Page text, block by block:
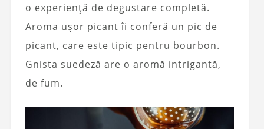
o experiență de degustare completă.
Aroma ușor picant îi conferă un pic de
picant, care este tipic pentru bourbon.
Gnista suedeză are o aromă intrigantă,
de fum.